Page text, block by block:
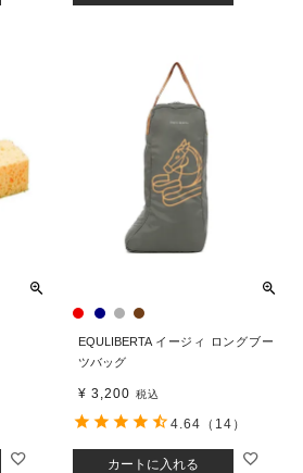
EQULIBERTA イージィ ロングブー
ツバッグ
¥ 3,200 税込
カートに入れる
4.64 （14）